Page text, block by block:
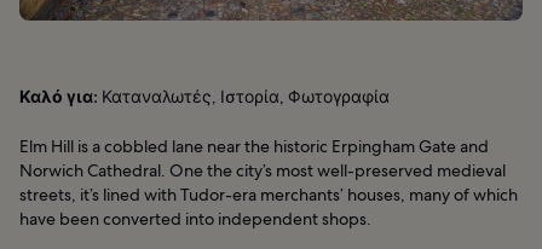
Καλό για: Καταναλωτές, Ιστορία, Φωτογραφία
Elm Hill is a cobbled lane near the historic Erpingham Gate and
Norwich Cathedral. One the city’s most well-preserved medieval
streets, it’s lined with Tudor-era merchants’ houses, many of which
have been converted into independent shops.